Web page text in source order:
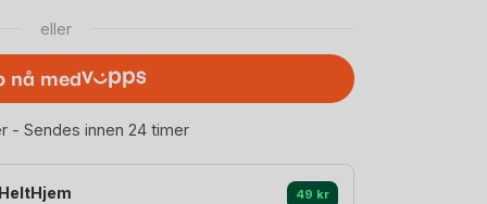
eller
nå med
- Sendes innen 24 timer
49 kr